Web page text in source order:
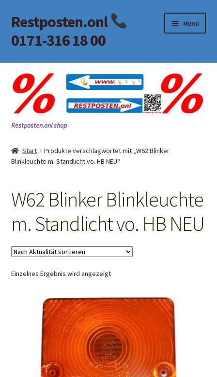
Zur
Navigation
springen
Zum
Inhalt
springen
Restposten.onl
0171-316 18 00
Menü
Start
AGB
Alle Kategorien
Impressum
Kasse
KONTAKT
Restposten.onl shop
Start
Produkte verschlagwortet mit „W62 Blinker
Blinkleuchte m. Standlicht vo. HB NEU“
W62 Blinker Blinkleuchte
m. Standlicht vo. HB NEU
Einzelnes Ergebnis wird angezeigt